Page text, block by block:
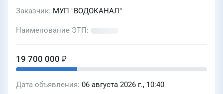
Заказчик МУП "ВОДОКАНАЛ"
Наименование ЭТП
19 700 000 ₽
Дата объявления 06 августа 2026 г., 10:40